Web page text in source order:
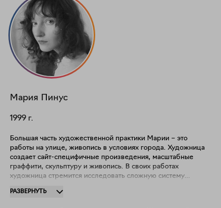
Мария Пинус
1999 г.
Большая часть художественной практики Марии – это
работы на улице, живопись в условиях города. Художница
создает сайт-специфичные произведения, масштабные
граффити, скульптуру и живопись. В своих работах
художница стремится исследовать сложную систему
уникальными характеристиками. Ее внимание к деталям
РАЗВЕРНУТЬ